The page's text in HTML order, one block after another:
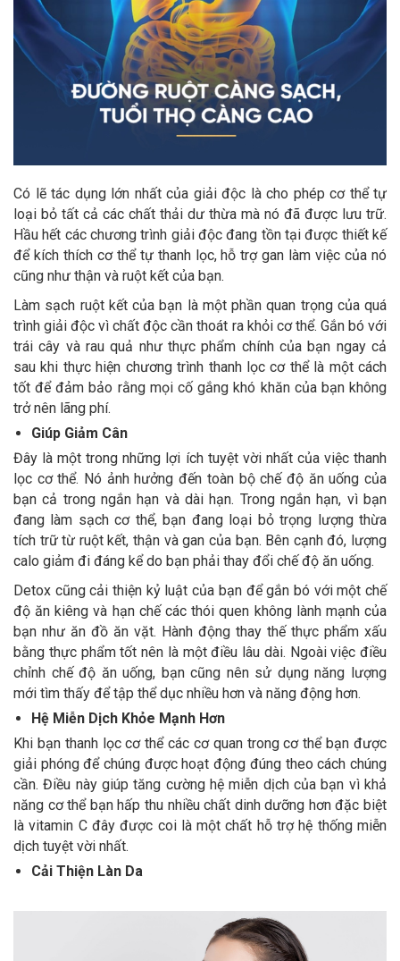
Có lẽ tác dụng lớn nhất của giải độc là cho phép cơ thể tự
loại bỏ tất cả các chất thải dư thừa mà nó đã được lưu trữ.
Hầu hết các chương trình giải độc đang tồn tại được thiết kế
để kích thích cơ thể tự thanh lọc, hỗ trợ gan làm việc của nó
cũng như thận và ruột kết của bạn.
Làm sạch ruột kết của bạn là một phần quan trọng của quá
trình giải độc vì chất độc cần thoát ra khỏi cơ thể. Gắn bó với
trái cây và rau quả như thực phẩm chính của bạn ngay cả
sau khi thực hiện chương trình thanh lọc cơ thể là một cách
tốt để đảm bảo rằng mọi cố gắng khó khăn của bạn không
trở nên lãng phí.
Giúp Giảm Cân
Đây là một trong những lợi ích tuyệt vời nhất của việc thanh
lọc cơ thể. Nó ảnh hưởng đến toàn bộ chế độ ăn uống của
bạn cả trong ngắn hạn và dài hạn. Trong ngắn hạn, vì bạn
đang làm sạch cơ thể, bạn đang loại bỏ trọng lượng thừa
tích trữ từ ruột kết, thận và gan của bạn. Bên cạnh đó, lượng
calo giảm đi đáng kể do bạn phải thay đổi chế độ ăn uống.
Detox cũng cải thiện kỷ luật của bạn để gắn bó với một chế
độ ăn kiêng và hạn chế các thói quen không lành mạnh của
bạn như ăn đồ ăn vặt. Hành động thay thế thực phẩm xấu
bằng thực phẩm tốt nên là một điều lâu dài. Ngoài việc điều
chỉnh chế độ ăn uống, bạn cũng nên sử dụng năng lượng
mới tìm thấy để tập thể dục nhiều hơn và năng động hơn.
Hệ Miễn Dịch Khỏe Mạnh Hơn
Khi bạn thanh lọc cơ thể các cơ quan trong cơ thể bạn được
giải phóng để chúng được hoạt động đúng theo cách chúng
cần. Điều này giúp tăng cường hệ miễn dịch của bạn vì khả
năng cơ thể bạn hấp thu nhiều chất dinh dưỡng hơn đặc biệt
là vitamin C đây được coi là một chất hỗ trợ hệ thống miễn
dịch tuyệt vời nhất.
Cải Thiện Làn Da